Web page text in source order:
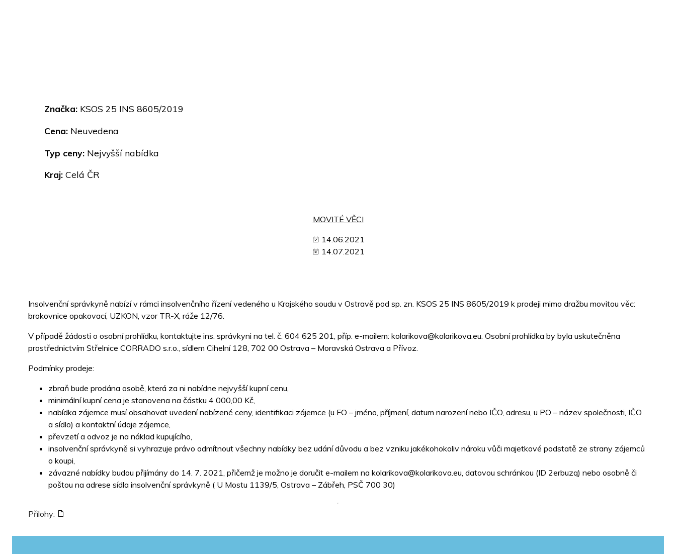
Značka: KSOS 25 INS 8605/2019
Cena: Neuvedena
Typ ceny: Nejvyšší nabídka
Kraj: Celá ČR
MOVITÉ VĚCI
14.06.2021
14.07.2021
Insolvenční správkyně nabízí v rámci insolvenčního řízení vedeného u Krajského soudu v Ostravě pod sp. zn. KSOS 25 INS 8605/2019 k prodeji mimo dražbu movitou věc:
brokovnice opakovací, UZKON, vzor TR-X, ráže 12/76.
V případě žádosti o osobní prohlídku, kontaktujte ins. správkyni na tel. č. 604 625 201, příp. e-mailem: kolarikova@kolarikova.eu. Osobní prohlídka by byla uskutečněna
prostřednictvím Střelnice CORRADO s.r.o., sídlem Cihelní 128, 702 00 Ostrava – Moravská Ostrava a Přívoz.
Podmínky prodeje:
zbraň bude prodána osobě, která za ni nabídne nejvyšší kupní cenu,
minimální kupní cena je stanovena na částku 4 000,00 Kč,
nabídka zájemce musí obsahovat uvedení nabízené ceny, identifikaci zájemce (u FO – jméno, příjmení, datum narození nebo IČO, adresu, u PO – název společnosti, IČO
a sídlo) a kontaktní údaje zájemce,
převzetí a odvoz je na náklad kupujícího,
insolvenční správkyně si vyhrazuje právo odmítnout všechny nabídky bez udání důvodu a bez vzniku jakékohokoliv nároku vůči majetkové podstatě ze strany zájemců
o koupi,
závazné nabídky budou přijímány do 14. 7. 2021, přičemž je možno je doručit e-mailem na kolarikova@kolarikova.eu, datovou schránkou (ID 2erbuzq) nebo osobně či
poštou na adrese sídla insolvenční správkyně ( U Mostu 1139/5, Ostrava – Zábřeh, PSČ 700 30)
Přílohy: